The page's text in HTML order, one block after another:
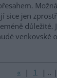
sice jen
důležité.
venkovské
« | 1 | .. |